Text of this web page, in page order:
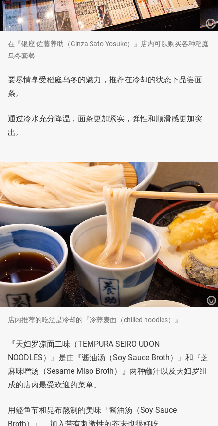
在『银座 佐藤养助（Ginza Sato Yosuke）』店内可以购买各种稻庭
乌冬套餐
要尽情享受稻庭乌冬的魅力，推荐在冷却的状态下品尝面
条。
通过冷水充分降温，面条更加紧实，弹性和顺滑感更加突
出。
店内推荐的吃法是冷却的『冷荞麦面（chilled noodles）』
『天妇罗凉面二味（TEMPURA SEIRO UDON
NOODLES）』是由『酱油汤（Soy Sauce Broth）』和『芝
麻味噌汤（Sesame Miso Broth）』两种蘸汁以及天妇罗组
成的店内最受欢迎的菜单。
用鲣鱼节和昆布熬制的美味『酱油汤（Soy Sauce
Broth）』，加入带有刺激性的芥末也很好吃。